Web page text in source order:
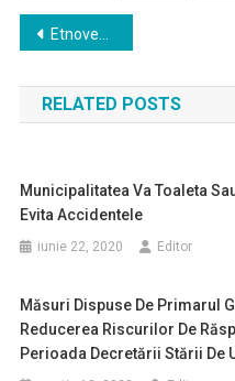
Navigare
în
articole
Etnovember 2019, o nouă ediție
RELATED POSTS
Municipalitatea Va Toaleta
Evita Accidentele
iunie 22, 2020 Editor
Măsuri Dispuse De Primarul
Reducerea Riscurilor De
Perioada Decretării Stării De